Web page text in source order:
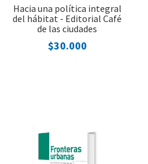
Hacia una política integral
del hábitat - Editorial Café
de las ciudades
$30.000